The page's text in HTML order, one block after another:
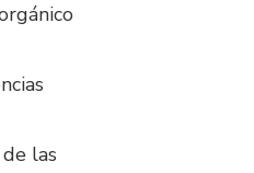
las